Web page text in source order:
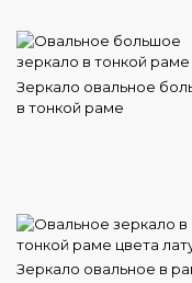
Зеркало овальное
в тонкой раме
Зеркало овальное в